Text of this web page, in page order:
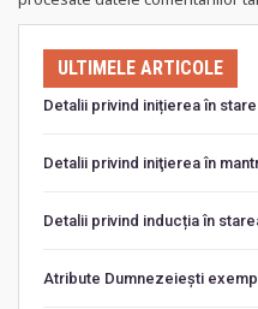
ULTIMELE ARTICOLE
Detalii privind inițierea în
Detalii privind iniţierea în
Detalii privind inducția în
Atribute Dumnezeiești